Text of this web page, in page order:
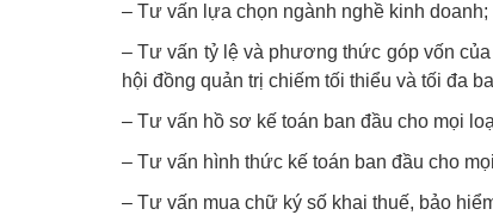
– Tư vấn lựa chọn ngành nghề kinh doanh;
– Tư vấn tỷ lệ và phương thức góp vốn
hội đồng quản trị chiếm tối thiểu và tối đa
– Tư vấn hồ sơ kế toán ban đầu cho mọi
– Tư vấn hình thức kế toán ban đầu cho
– Tư vấn mua chữ ký số khai thuế, bảo